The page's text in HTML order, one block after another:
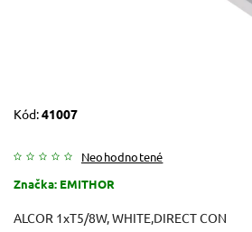
Kód:41007
Neohodnotené
Značka: EMITHOR
ALCOR 1xT5/8W, WHITE,DIRECT CON